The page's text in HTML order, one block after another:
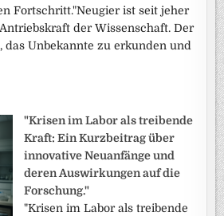
Fortschritt."Neugier ist seit jeher
der Wissenschaft. Der
das Unbekannte zu erkunden und
"Krisen im Labor als treibende
Kraft: Ein Kurzbeitrag über
innovative Neuanfänge und
deren Auswirkungen auf die
Forschung."
"Krisen im Labor als treibende